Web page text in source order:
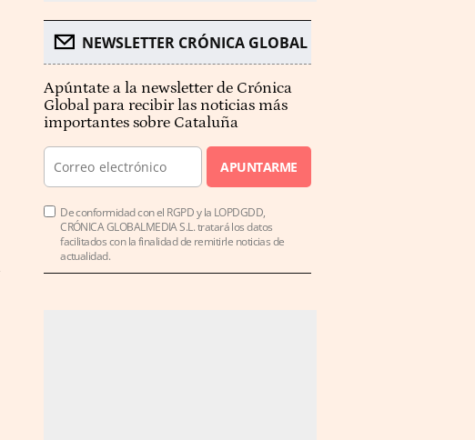
NEWSLETTER CRÓNICA GLOBAL
Apúntate a la newsletter de Crónica
Global para recibir las noticias más
importantes sobre Cataluña
APUNTARME
De conformidad con el RGPD y la LOPDGDD,
CRÓNICA GLOBALMEDIA S.L. tratará los datos
facilitados con la finalidad de remitirle noticias de
actualidad.